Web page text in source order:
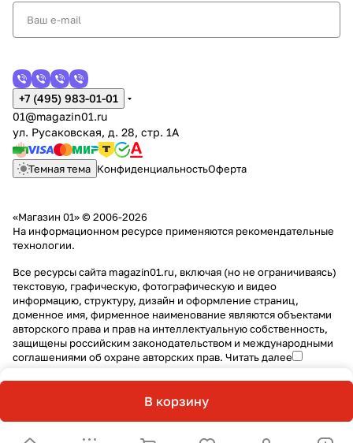
В корзину
+7 (495) 983-01-01
01@magazin01.ru
ул. Русаковская, д. 28, стр. 1А
Темная тема КонфиденциальностьОферта
«Магазин 01» © 2006-2026
На информационном ресурсе применяются рекомендательные
технологии.
Все ресурсы сайта magazin01.ru, включая (но не ограничиваясь)
текстовую, графическую, фотографическую и видео
информацию, структуру, дизайн и оформление страниц,
доменное имя, фирменное наименование являются объектами
авторского права и прав на интеллектуальную собственность,
защищены российским законодательством и международными
соглашениями об охране авторских прав. Читать далее